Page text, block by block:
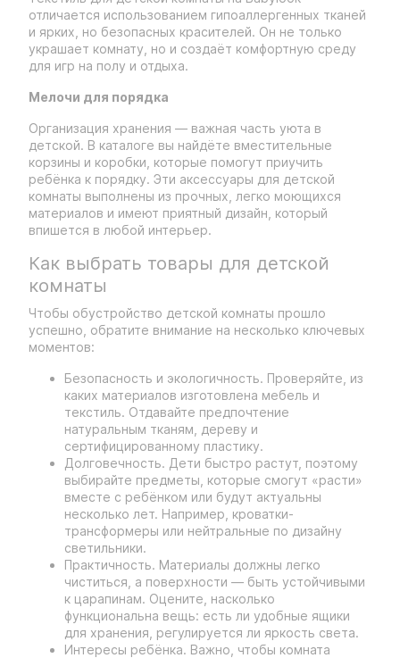
отличается использованием гипоаллергенных тканей
и ярких, но безопасных красителей. Он не только
украшает комнату, но и создаёт комфортную среду
для игр на полу и отдыха.
Мелочи для порядка
Организация хранения — важная часть уюта в
детской. В каталоге вы найдёте вместительные
корзины и коробки, которые помогут приучить
ребёнка к порядку. Эти аксессуары для детской
комнаты выполнены из прочных, легко моющихся
материалов и имеют приятный дизайн, который
впишется в любой интерьер.
Как выбрать товары для детской
комнаты
Чтобы обустройство детской комнаты прошло
успешно, обратите внимание на несколько ключевых
моментов:
Безопасность и экологичность. Проверяйте, из
каких материалов изготовлена мебель и
текстиль. Отдавайте предпочтение
натуральным тканям, дереву и
сертифицированному пластику.
Долговечность. Дети быстро растут, поэтому
выбирайте предметы, которые смогут «расти»
вместе с ребёнком или будут актуальны
несколько лет. Например, кроватки-
трансформеры или нейтральные по дизайну
светильники.
Практичность. Материалы должны легко
чиститься, а поверхности — быть устойчивыми
к царапинам. Оцените, насколько
функциональна вещь: есть ли удобные ящики
для хранения, регулируется ли яркость света.
Интересы ребёнка. Важно, чтобы комната